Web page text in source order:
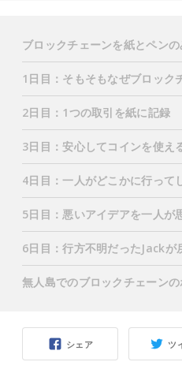
シェア ツ
ブロックチェーンを紙とペン
1日目：そもそもなぜブロック
2日目：1つの取引を紙に記録
3日目：安心してコインを使え
4日目：一人がどこかに行って
5日目：悪いアイデアを一人が
6日目：行方不明だったJack
無人島でのブロックチェーン